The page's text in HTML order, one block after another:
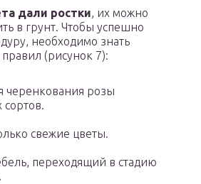
дали ростки, их можно
в грунт. Чтобы успешно
необходимо знать
(рисунок 7):
черенкования розы
сортов.
свежие цветы.
переходящий в стадию